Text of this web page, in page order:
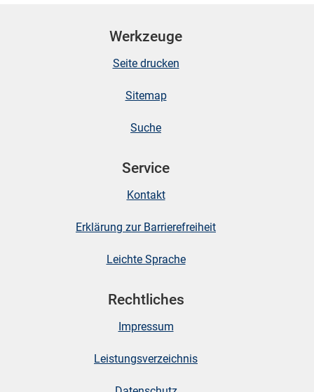
Werkzeuge
Seite drucken
Sitemap
Suche
Service
Kontakt
Erklärung zur Barrierefreiheit
Leichte Sprache
Rechtliches
Impressum
Leistungsverzeichnis